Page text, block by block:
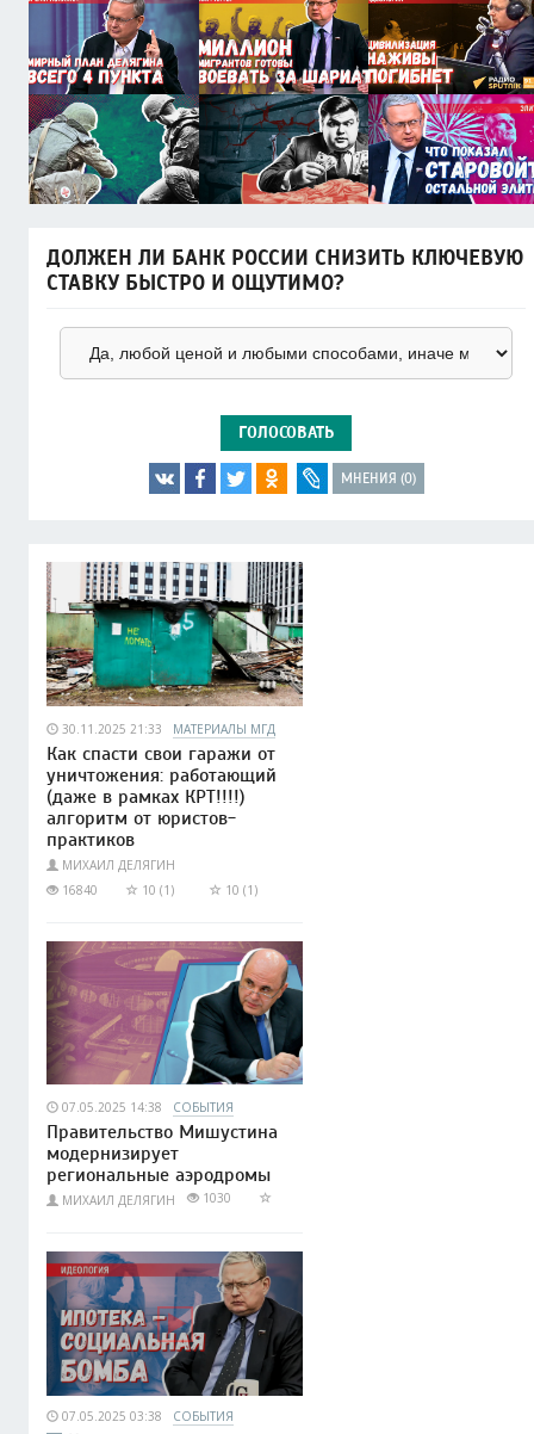
ДОЛЖЕН ЛИ БАНК РОССИИ СНИЗИТЬ КЛЮЧЕВУЮ
СТАВКУ БЫСТРО И ОЩУТИМО?
ГОЛОСОВАТЬ
МНЕНИЯ (0)
30.11.2025 21:33 МАТЕРИАЛЫ МГД
Как спасти свои гаражи от
уничтожения: работающий
(даже в рамках КРТ!!!!)
алгоритм от юристов-
практиков
МИХАИЛ ДЕЛЯГИН
16840
10 (1) 10 (1)
07.05.2025 14:38 СОБЫТИЯ
Правительство Мишустина
модернизирует
региональные аэродромы
МИХАИЛ ДЕЛЯГИН 1030
07.05.2025 03:38 СОБЫТИЯ